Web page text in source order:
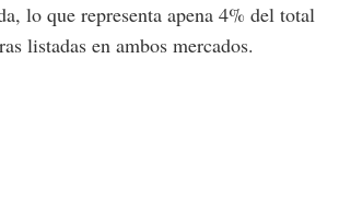
lo que representa apena 4% del total
listadas en ambos mercados.